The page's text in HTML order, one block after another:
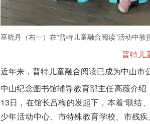
巫晓丹（右一）在“普特儿童融合阅读”活动中教
普特儿
近年来，普特儿童融合阅读已成为中山市
中山纪念图书馆辅导教育部主任高薇介
13日，在馆长吕梅的发起下，本着“联结
少年活动中心、市特殊教育学校、市残